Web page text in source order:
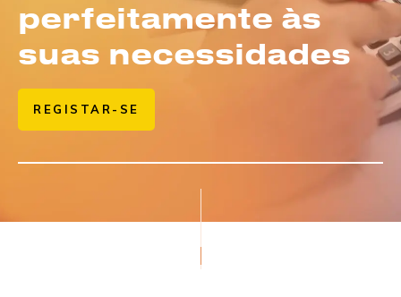
perfeitamente às
suas necessidades
REGISTAR-SE